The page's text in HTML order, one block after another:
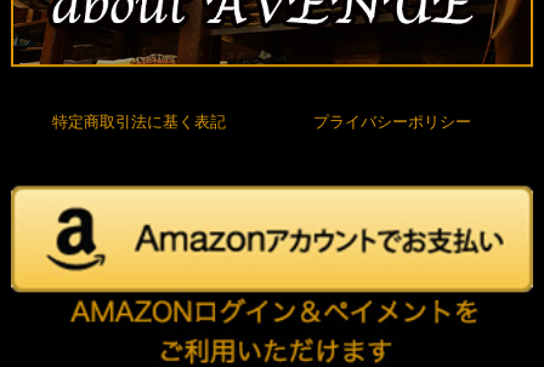
特定商取引法に基く表記 プライバシーポリシー